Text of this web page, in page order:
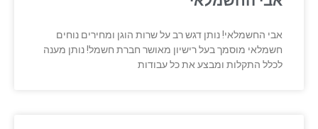
אבי החשמלאי! נותן דגש רב על שרות הוגן ומחירים נוחים
חשמלאי מוסמך בעל רישיון מאושר חברת חשמל! נותן מענה
לכלל התקלות ומבצע את כל עבודות